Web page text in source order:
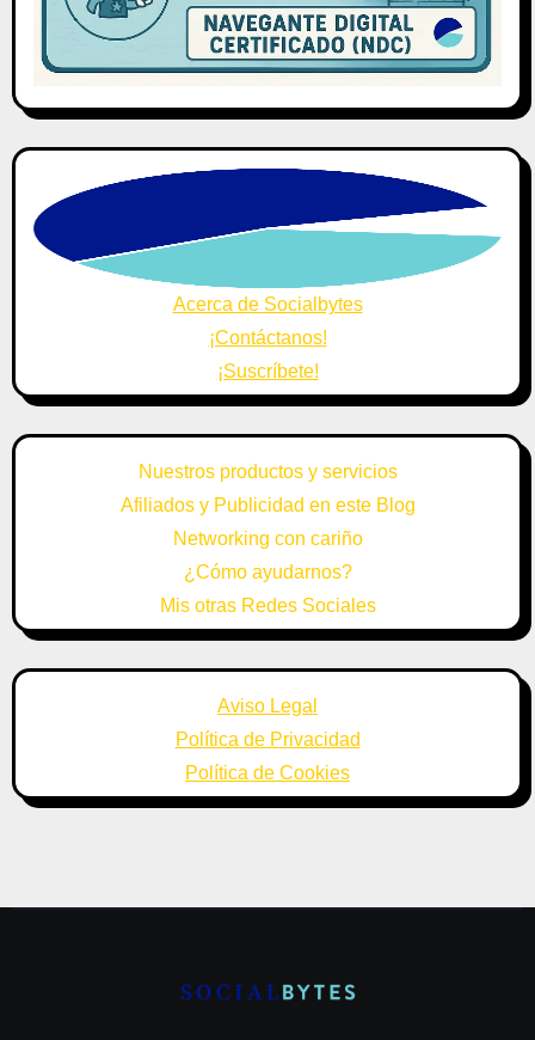
Acerca de Socialbytes
¡Contáctanos!
¡Suscríbete!
Nuestros productos y servicios
Afiliados y Publicidad en este Blog
Networking con cariño
¿Cómo ayudarnos?
Mis otras Redes Sociales
Aviso Legal
Política de Privacidad
Política de Cookies